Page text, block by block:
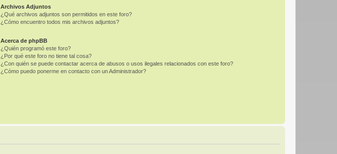
Archivos Adjuntos
¿Qué archivos adjuntos son permitidos en este foro?
¿Cómo encuentro todos mis archivos adjuntos?
Acerca de phpBB
¿Quién programó este foro?
¿Por qué este foro no tiene tal cosa?
¿Con quién se puede contactar acerca de abusos o usos ilegales relacionados con este foro?
¿Cómo puedo ponerme en contacto con un Administrador?